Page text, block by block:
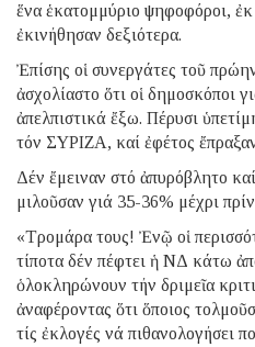
ἕνα ἑκατομμύριο ψηφοφόροι,
ἐκινήθησαν δεξιότερα.
Ἐπίσης οἱ συνεργάτες τοῦ
ἀσχολίαστο ὅτι οἱ δημοσκόποι
ἀπελπιστικά ἔξω. Πέρυσι
τόν ΣΥΡΙΖΑ, καί ἐφέτος
Δέν ἔμειναν στό ἀπυρόβλητο
μιλοῦσαν γιά 35-36% μέχρι
«Τρομάρα τους! Ἐνῷ οἱ
τίποτα δέν πέφτει ἡ ΝΔ κάτω
ὁλοκληρώνουν τήν δριμεῖα
ἀναφέροντας ὅτι ὅποιος
τίς ἐκλογές νά πιθανολογήσει